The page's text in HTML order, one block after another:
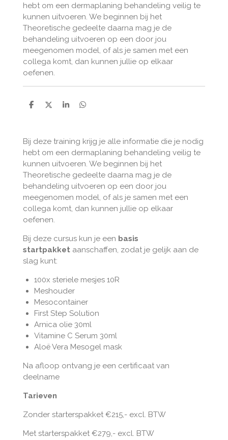
hebt om een dermaplaning behandeling veilig te
kunnen uitvoeren. We beginnen bij het
Theoretische gedeelte daarna mag je de
behandeling uitvoeren op een door jou
meegenomen model, of als je samen met een
collega komt, dan kunnen jullie op elkaar
oefenen.
D
D
S
D
n
Bij deze training krijg je alle informatie die je nodig
hebt om een dermaplaning behandeling veilig te
kunnen uitvoeren. We beginnen bij het
Theoretische gedeelte daarna mag je de
behandeling uitvoeren op een door jou
meegenomen model, of als je samen met een
collega komt, dan kunnen jullie op elkaar
oefenen.
Bij deze cursus kun je een basis
startpakketaanschaffen, zodat je gelijk aan de
slag kunt:
100x steriele mesjes 10R
Meshouder
Mesocontainer
First Step Solution
Arnica olie 30ml
Vitamine C Serum 30ml
Aloë Vera Mesogel mask
Na afloop ontvang je een certificaat van
deelname
Tarieven
Zonder starterspakket €215,- excl. BTW
Met starterspakket €279,- excl. BTW